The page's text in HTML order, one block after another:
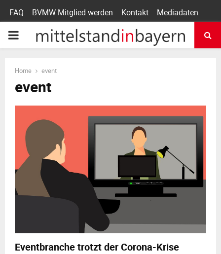
FAQ BVMW Mitglied werden Kontakt Mediadaten
P
R
Y
Home event
event
Eventbranche trotzt der Corona-Krise